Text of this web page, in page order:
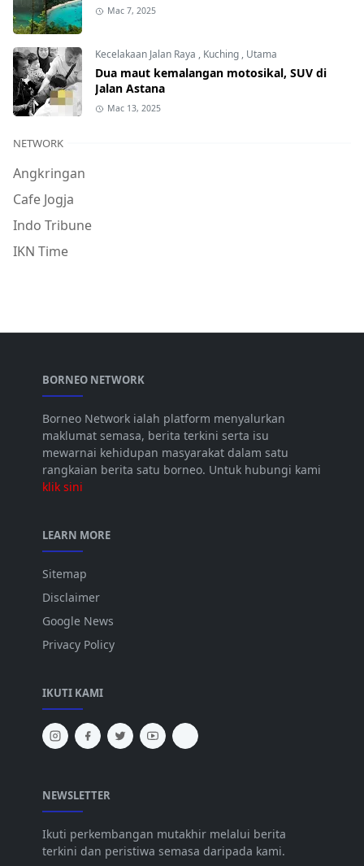
Mac 7, 2025
Kecelakaan Jalan Raya , Kuching, Utama
Dua maut kemalangan motosikal, SUV di
Jalan Astana
Mac 13, 2025
NETWORK
Angkringan
Cafe Jogja
Indo Tribune
IKN Time
BORNEO NETWORK
Borneo Network ialah platform menyalurkan
maklumat semasa, berita terkini serta isu
mewarnai kehidupan masyarakat dalam satu
rangkaian berita satu borneo. Untuk hubungi kami
klik sini
LEARN MORE
Sitemap
Disclaimer
Google News
Privacy Policy
IKUTI KAMI
NEWSLETTER
Ikuti perkembangan mutakhir melalui berita
terkini dan peristiwa semasa daripada kami.